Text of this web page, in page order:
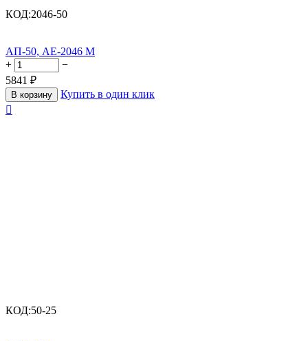
КОД:2046-50
АП-50, АЕ-2046 М
+
−
5841 ₽
В корзину
Купить в один клик

КОД:50-25